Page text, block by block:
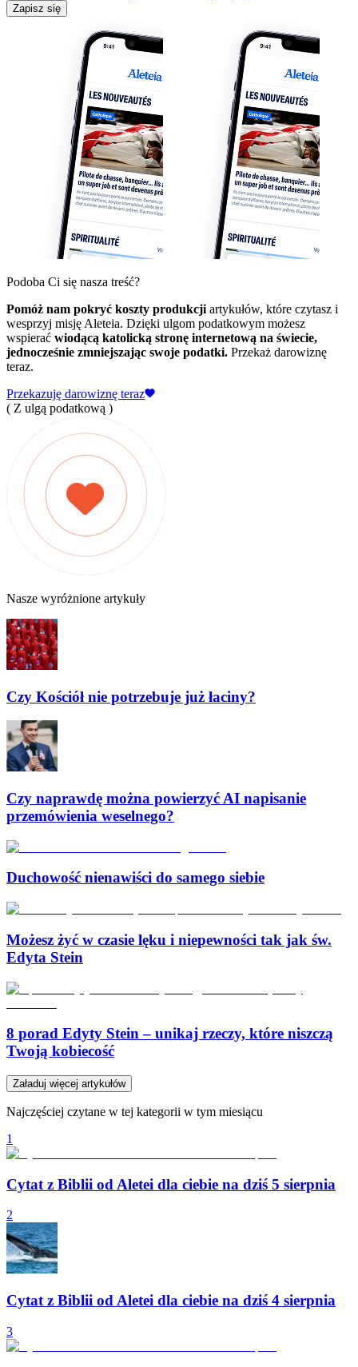
Zapisz się
Podoba Ci się nasza treść?
Pomóż nam pokryć koszty produkcji artykułów, które czytasz i
wesprzyj misję Aleteia. Dzięki ulgom podatkowym możesz
wspierać wiodącą katolicką stronę internetową na świecie,
jednocześnie zmniejszając swoje podatki. Przekaż darowiznę
teraz.
Przekazuję darowiznę teraz
( Z ulgą podatkową )
Nasze wyróżnione artykuły
Czy Kościół nie potrzebuje już łaciny?
Czy naprawdę można powierzyć AI napisanie
przemówienia weselnego?
Duchowość nienawiści do samego siebie
Możesz żyć w czasie lęku i niepewności tak jak św.
Edyta Stein
8 porad Edyty Stein – unikaj rzeczy, które niszczą
Twoją kobiecość
Załaduj więcej artykułów
Najczęściej czytane w tej kategorii w tym miesiącu
1
Cytat z Biblii od Aletei dla ciebie na dziś 5 sierpnia
2
Cytat z Biblii od Aletei dla ciebie na dziś 4 sierpnia
3